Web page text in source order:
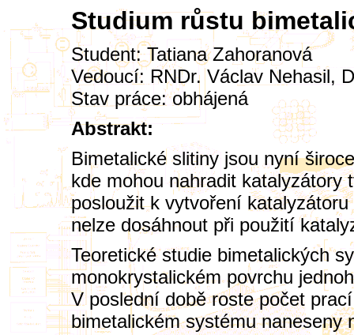
Studium růstu
Student:Tatiana Zahoranová
Vedoucí: RNDr. Václav Nehasil,
Stav práce: obhájená
Abstrakt:
Bimetalické slitiny jsou nyní
kde mohou nahradit katalyzátory
posloužit k vytvoření
nelze dosáhnout při použití
Teoretické studie bimetalických
monokrystalickém povrchu
V poslední době roste počet
bimetalickém systému naneseny